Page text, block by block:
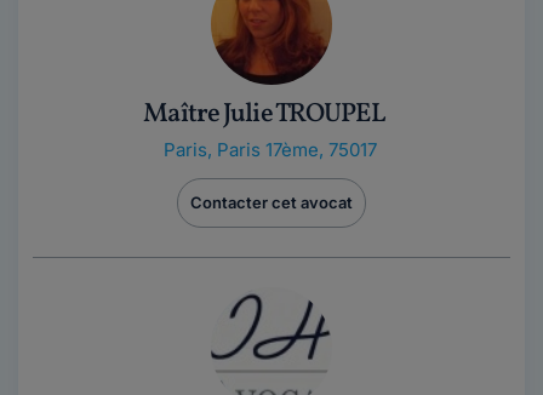
Maître Julie TROUPEL
Paris, Paris 17ème, 75017
Contacter cet avocat